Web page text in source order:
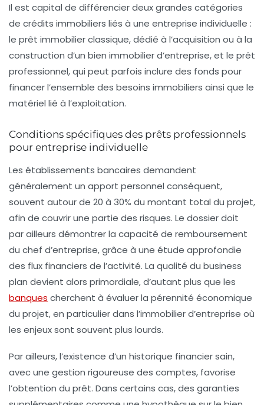
Il est capital de différencier deux grandes catégories
de crédits immobiliers liés à une entreprise individuelle :
le prêt immobilier classique, dédié à l’acquisition ou à la
construction d’un bien immobilier d’entreprise, et le prêt
professionnel, qui peut parfois inclure des fonds pour
financer l’ensemble des besoins immobiliers ainsi que le
matériel lié à l’exploitation.
Conditions spécifiques des prêts professionnels
pour entreprise individuelle
Les établissements bancaires demandent
généralement un apport personnel conséquent,
souvent autour de 20 à 30% du montant total du projet,
afin de couvrir une partie des risques. Le dossier doit
par ailleurs démontrer la capacité de remboursement
du chef d’entreprise, grâce à une étude approfondie
des flux financiers de l’activité. La qualité du business
plan devient alors primordiale, d’autant plus que les
banques cherchent à évaluer la pérennité économique
du projet, en particulier dans l’immobilier d’entreprise où
les enjeux sont souvent plus lourds.
Par ailleurs, l’existence d’un historique financier sain,
avec une gestion rigoureuse des comptes, favorise
l’obtention du prêt. Dans certains cas, des garanties